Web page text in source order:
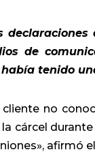
de
tenido
no
cárcel
afirmó